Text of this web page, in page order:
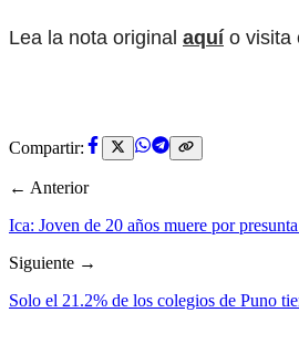
Lea la nota original aquí o visita
Compartir:
← Anterior
Ica: Joven de 20 años muere por
Siguiente →
Solo el 21.2% de los colegios de Puno